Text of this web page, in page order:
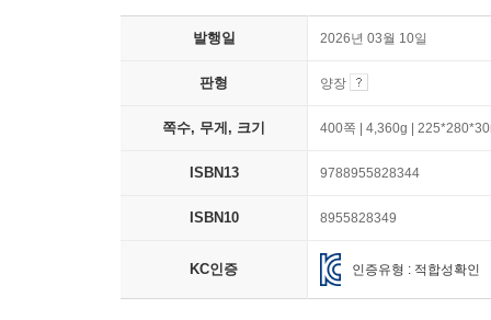
발행일 2026년 03월 10일
판형 양장
쪽수, 무게, 크기 400쪽 | 4,360g |
ISBN13 9788955828344
ISBN10 8955828349
KC인증 인증유형 : 적합성확인